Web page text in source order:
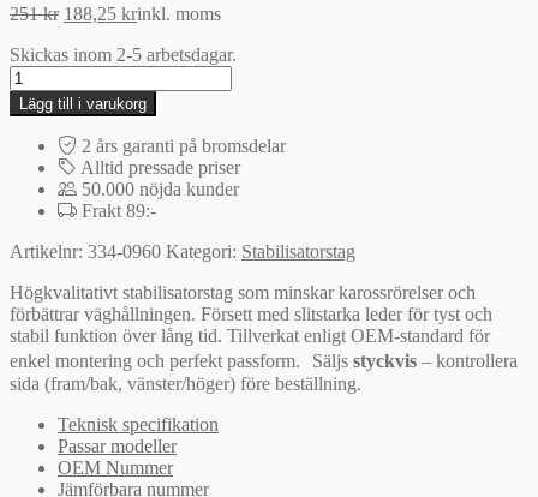
251kr Det
priset
251 kr.
188,25 krDet
priset
188,25 kr.
inkl. moms
Skickas inom 2-5 arbetsdagar.
Länk,
krängningshämmare
mängd
Lägg till i varukorg
2 års garanti på bromsdelar
Alltid pressade priser
50.000 nöjda kunder
Frakt 89:-
Artikelnr: 334-0960 Kategori: Stabilisatorstag
Högkvalitativt stabilisatorstag som minskar karossrörelser och
förbättrar väghållningen. Försett med slitstarka leder för tyst och
stabil funktion över lång tid. Tillverkat enligt OEM-standard för
enkel montering och perfekt passform. Säljs styckvis – kontrollera
sida (fram/bak, vänster/höger) före beställning.
Teknisk specifikation
Passar modeller
OEM Nummer
Jämförbara nummer